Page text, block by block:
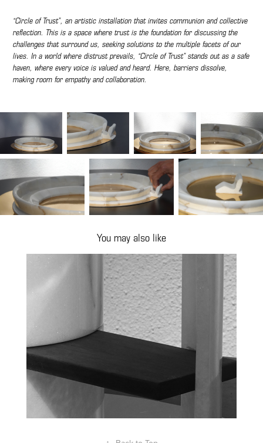
“Circle of Trust”, an artistic installation that invites communion and collective
reflection. This is a space where trust is the foundation for discussing the
challenges that surround us, seeking solutions to the multiple facets of our
lives. In a world where distrust prevails, “Circle of Trust” stands out as a safe
haven, where every voice is valued and heard. Here, barriers dissolve,
making room for empathy and collaboration.
You may also like
Tribute to Companionship
2024